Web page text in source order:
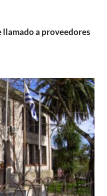
llamado a proveedores